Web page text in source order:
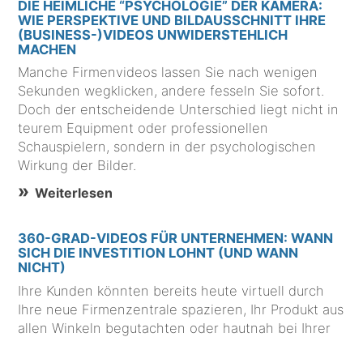
DIE HEIMLICHE “PSYCHOLOGIE” DER KAMERA:
WIE PERSPEKTIVE UND BILDAUSSCHNITT IHRE
(BUSINESS-)VIDEOS UNWIDERSTEHLICH
MACHEN
Manche Firmenvideos lassen Sie nach wenigen
Sekunden wegklicken, andere fesseln Sie sofort.
Doch der entscheidende Unterschied liegt nicht in
teurem Equipment oder professionellen
Schauspielern, sondern in der psychologischen
Wirkung der Bilder.
Weiterlesen
360-GRAD-VIDEOS FÜR UNTERNEHMEN: WANN
SICH DIE INVESTITION LOHNT (UND WANN
NICHT)
Ihre Kunden könnten bereits heute virtuell durch
Ihre neue Firmenzentrale spazieren, Ihr Produkt aus
allen Winkeln begutachten oder hautnah bei Ihrer